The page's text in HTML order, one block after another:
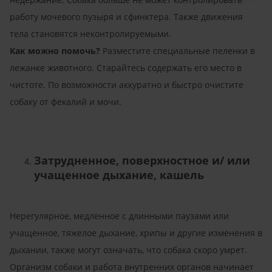
работу мочевого пузыря и сфинктера. Также движения
тела становятся неконтролируемыми.
Как можно помочь? Разместите специальные пеленки в
лежанке животного. Старайтесь содержать его место в
чистоте. По возможности аккуратно и быстро очистите
собаку от фекалий и мочи.
Затрудненное, поверхностное и/ или
учащенное дыхание, кашель
Нерегулярное, медленное с длинными паузами или
учащенное, тяжелое дыхание, хрипы и другие изменения в
дыхании, также могут означать, что собака скоро умрет.
Организм собаки и работа внутренних органов начинает